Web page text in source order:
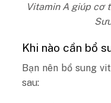
Vitamin A giúp
Khi nào cần bổ
Bạn nên bổ sung
sau: